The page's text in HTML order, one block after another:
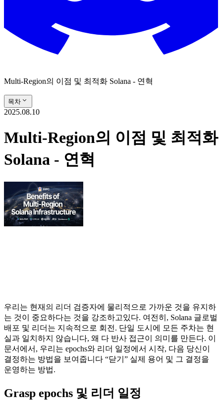
Multi-Region의 이점 및 최적화 Solana - 연혁
목차
2025.08.10
Multi-Region의 이점 및 최적화
Solana - 연혁
우리는 현재의 리더 검증자에 물리적으로 가까운 것을 유지하
는 것이 중요하다는 것을 강조하고있다. 여전히, Solana 글로벌
배포 및 리더는 지속적으로 회전. 단일 도시에 모든 주차는 현
실과 일치하지 않습니다, 왜 다 반사 접근이 의미를 만든다. 이
문서에서, 우리는 epochs와 리더 일정에서 시작, 다음 당신이
결정하는 방법을 보여줍니다 “닫기” 실제 용어 및 그 결정을
운영하는 방법.
Grasp epochs 및 리더 일정